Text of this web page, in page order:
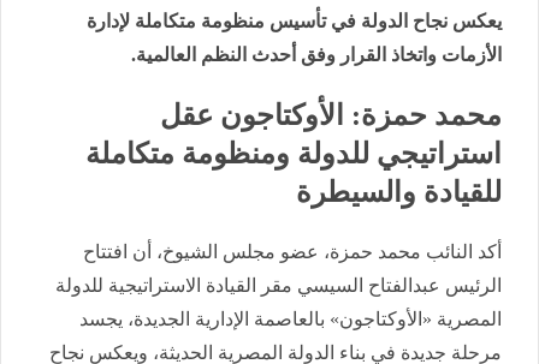
يعكس نجاح الدولة في تأسيس منظومة متكاملة لإدارة
الأزمات واتخاذ القرار وفق أحدث النظم العالمية.
محمد حمزة: الأوكتاجون عقل
استراتيجي للدولة ومنظومة متكاملة
للقيادة والسيطرة
أكد النائب محمد حمزة، عضو مجلس الشيوخ، أن افتتاح
الرئيس عبدالفتاح السيسي مقر القيادة الاستراتيجية للدولة
المصرية «الأوكتاجون» بالعاصمة الإدارية الجديدة، يجسد
مرحلة جديدة في بناء الدولة المصرية الحديثة، ويعكس نجاح